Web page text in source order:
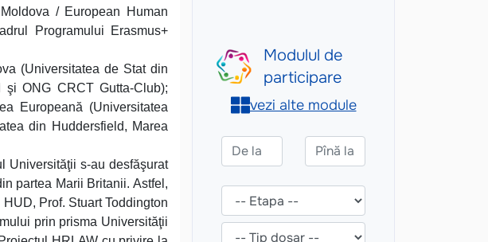
/ European Human
Programului Erasmus+
(Universitatea de Stat din
ONG CRCT Gutta-Club);
Europeană (Universitatea
din Huddersfield, Marea
Universităţii s-au desfăşurat
partea Marii Britanii. Astfel,
Prof. Stuart Toddington
prin prisma Universităţii